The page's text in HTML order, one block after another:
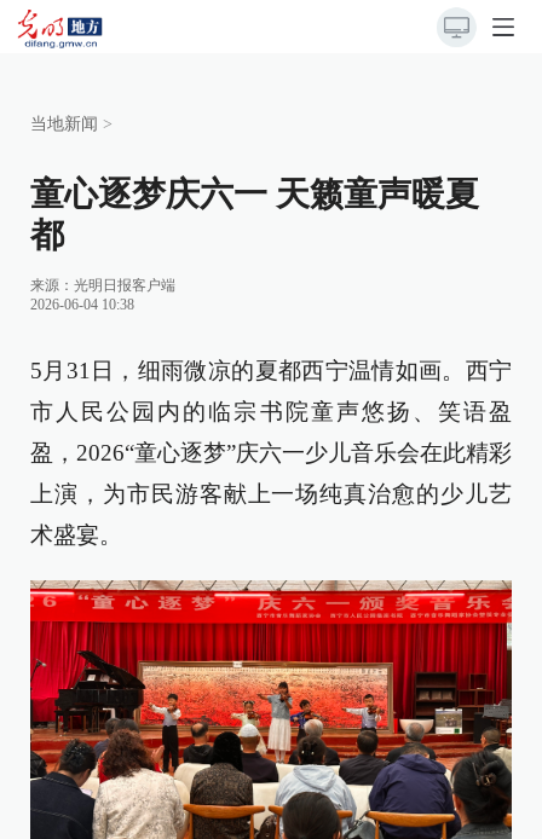
当地新闻 >
童心逐梦庆六一 天籁童声暖夏
都
来源： 光明日报客户端
2026-06-04 10:38
5月31日，细雨微凉的夏都西宁温情如画。西宁
市人民公园内的临宗书院童声悠扬、笑语盈
盈，2026“童心逐梦”庆六一少儿音乐会在此精彩
上演，为市民游客献上一场纯真治愈的少儿艺
术盛宴。